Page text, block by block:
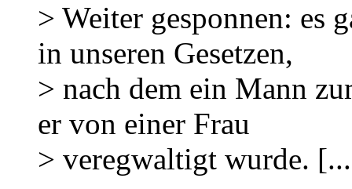
> Weiter gesponnen: es
in unseren Gesetzen,
> nach dem ein Mann
er von einer Frau
> veregwaltigt wurde.